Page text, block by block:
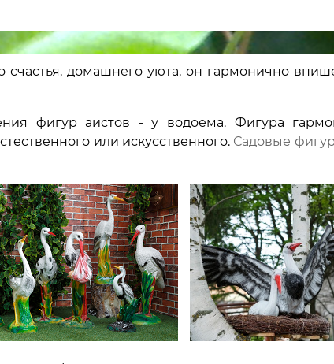
счастья, домашнего уюта, он гармонично
фигур аистов - у водоема. Фигура
или искусственного. Садовые